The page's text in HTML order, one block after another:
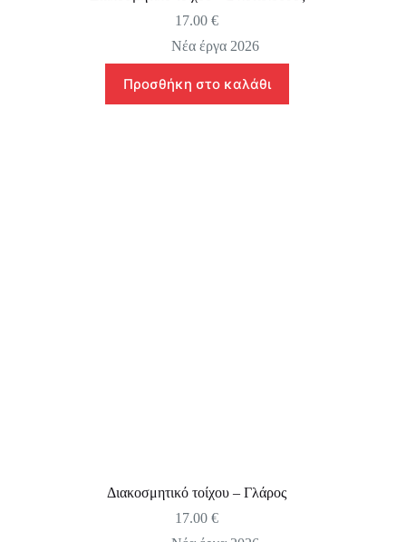
17.00€
Νέα έργα 2026
Προσθήκη στο καλάθι
Διακοσμητικό τοίχου – Γλάρος
17.00€